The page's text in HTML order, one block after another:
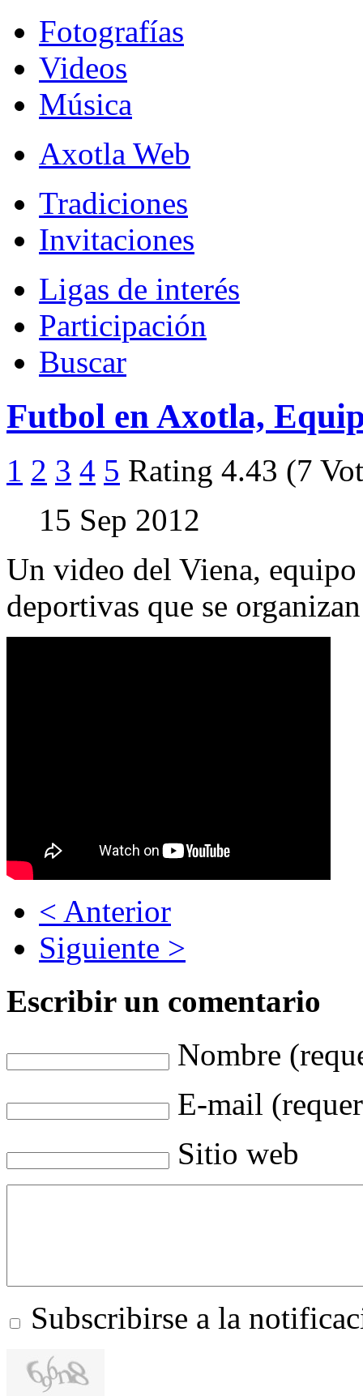
Fotografías
Videos
Música
Axotla Web
Tradiciones
Invitaciones
Ligas de interés
Participación
Buscar
Futbol en Axotla,
1 2 3 4 5 Rating 4.43 (7
15 Sep 2012
Un video del Viena,
deportivas que se
< Anterior
Siguiente >
Escribir un comentario
Nombre
E-mail
Sitio web
Subscribirse a la